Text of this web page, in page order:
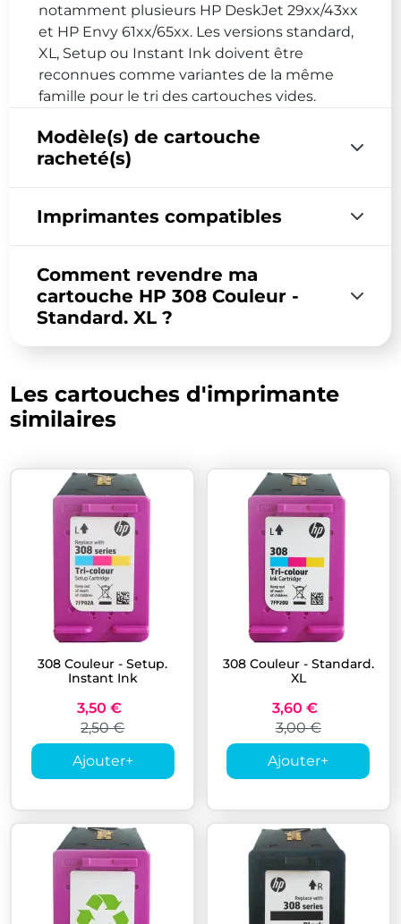
notamment plusieurs HP DeskJet 29xx/43xx
et HP Envy 61xx/65xx. Les versions standard,
XL, Setup ou Instant Ink doivent être
reconnues comme variantes de la même
famille pour le tri des cartouches vides.
Modèle(s) de cartouche
racheté(s)
Imprimantes compatibles
Comment revendre ma
cartouche HP 308 Couleur -
Standard. XL ?
Les cartouches d'imprimante
similaires
308 Couleur - Setup.
Instant Ink
3,50 €
2,50 €
Ajouter+
308 Couleur - Standard.
XL
3,60 €
3,00 €
Ajouter+